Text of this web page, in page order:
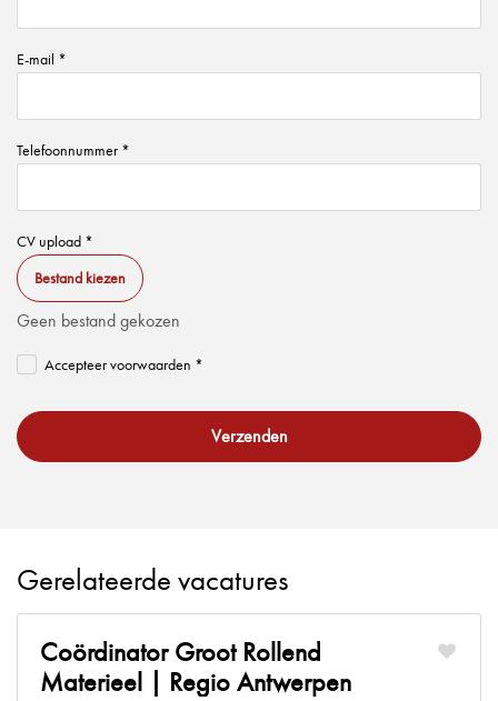
E-mail *
Telefoonnummer *
CV upload *
Bestand kiezen
Geen bestand gekozen
Accepteer voorwaarden *
Verzenden
Gerelateerde vacatures
Coördinator Groot Rollend
Materieel | Regio Antwerpen